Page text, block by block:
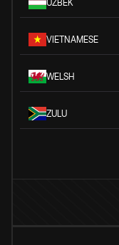
UZBEK
VIETNAMESE
WELSH
ZULU